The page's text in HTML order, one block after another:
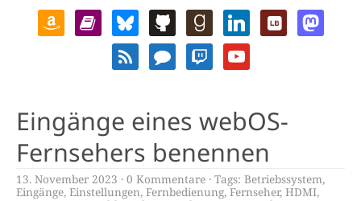
Eingänge eines webOS-
Fernsehers benennen
13. November 2023 0 Kommentare Tags: Betriebssystem,
Eingänge, Einstellungen, Fernbedienung, Fernseher, HDMI,